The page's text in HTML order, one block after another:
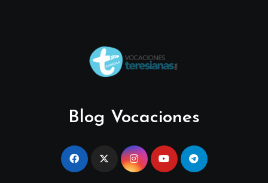
Blog Vocaciones